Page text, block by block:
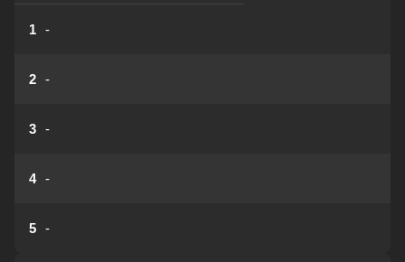
1 -
2 -
3 -
4 -
5 -